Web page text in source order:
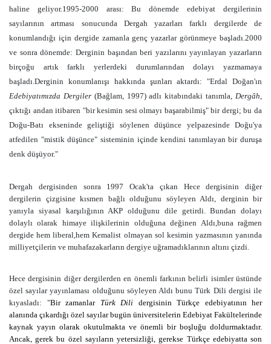
haline geliyor.1995-2000 arası: Bu dönemde edebiyat dergilerinin
sayılarının artması sonucunda Dergah yazarları farklı dergilerde de
konumlandığı için dergide zamanla genç yazarlar görünmeye başladı.2000
ve sonra dönemde: Derginin başından beri yazılarını yayınlayan yazarların
birçoğu artık farklı yerlerdeki durumlarından dolayı yazmamaya
başladı.Derginin konumlanışı hakkında şunları aktardı: "Erdal Doğan'ın
Edebiyatımızda Dergiler (Bağlam, 1997) adlı kitabındaki tanımla, Dergâh
çıktığı andan itibaren "bir kesimin sesi olmayı başarabilmiş" bir dergi; bu da
Doğu-Batı ekseninde geliştiği söylenen düşünce yelpazesinde Doğu'ya
atfedilen "mistik düşünce" sisteminin içinde kendini tanımlayan bir duruşa
denk düşüyor."
Dergah dergisinden sonra 1997 Ocak'ta çıkan Hece dergisinin diğer
dergilerin çizgisine kısmen bağlı olduğunu söyleyen Aldı, derginin bir
yanıyla siyasal karşılığının AKP olduğunu dile getirdi. Bundan dolayı
dolaylı olarak himaye ilişkilerinin olduğuna değinen Aldı,buna rağmen
dergide hem liberal,hem Kemalist olmayan sol kesimin yazmasının yanında
milliyetçilerin ve muhafazakarların dergiye uğramadıklarının altını çizdi.
Hece dergisinin diğer dergilerden en önemli farkının belirli isimler üstünde
özel sayılar yayınlaması olduğunu söyleyen Aldı bunu Türk Dili dergisi ile
kıyasladı: "Bir zamanlar Türk Dili dergisinin Türkçe edebiyatının her
alanında çıkardığı özel sayılar bugün üniversitelerin Edebiyat Fakültelerinde
kaynak yayın olarak okutulmakta ve önemli bir boşluğu doldurmaktadır.
Ancak, gerek bu özel sayıların yetersizliği, gerekse Türkçe edebiyatta son